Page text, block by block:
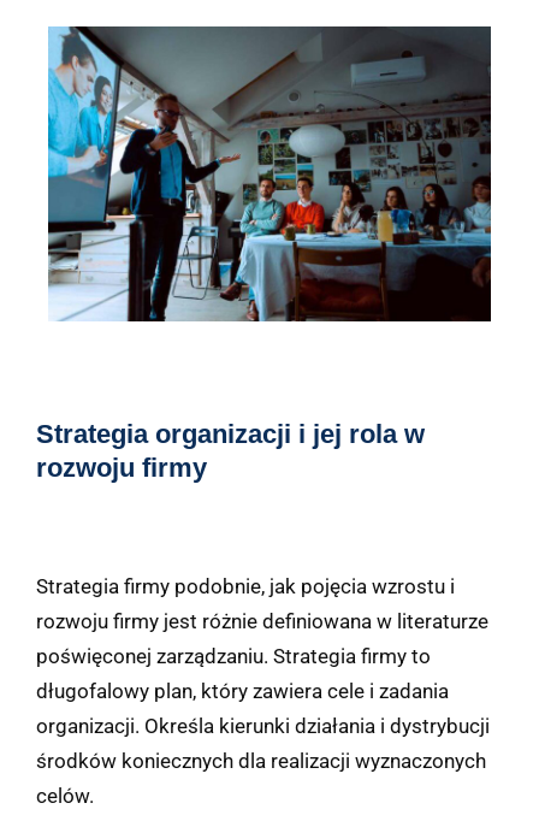
Strategia organizacji i jej rola w
rozwoju firmy
Strategia firmy podobnie, jak pojęcia wzrostu i
rozwoju firmy jest różnie definiowana w literaturze
poświęconej zarządzaniu. Strategia firmy to
długofalowy plan, który zawiera cele i zadania
organizacji. Określa kierunki działania i dystrybucji
środków koniecznych dla realizacji wyznaczonych
celów.